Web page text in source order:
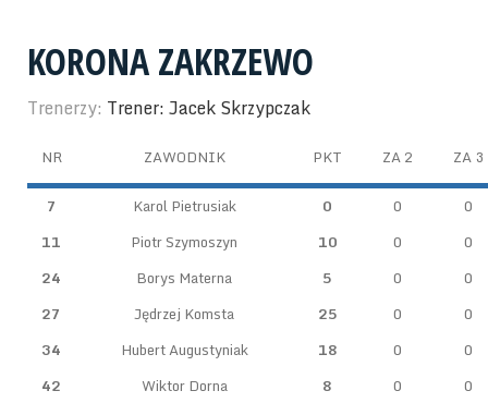
KORONA ZAKRZEWO
Trenerzy: Trener: Jacek Skrzypczak
NR ZAWODNIK PKT ZA 2 ZA 3
7 Karol Pietrusiak 0 0
0
11
Piotr Szymoszyn 10 0
0
24
Borys Materna 5 0
0
27
Jędrzej Komsta 25 0
0
34
Hubert Augustyniak 18 0
0
42
Wiktor Dorna 8 0
0